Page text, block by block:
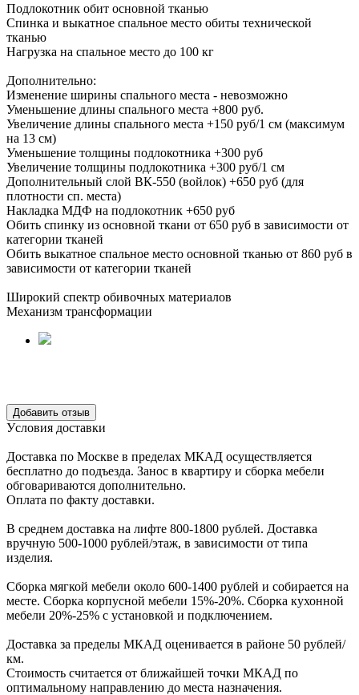
Подлокотник обит основной тканью
Спинка и выкатное спальное место обиты технической
тканью
Нагрузка на спальное место до 100 кг
Дополнительно:
Изменение ширины спального места - невозможно
Уменьшение длины спального места +800 руб.
Увеличение длины спального места +150 руб/1 см (максимум
на 13 см)
Уменьшение толщины подлокотника +300 руб
Увеличение толщины подлокотника +300 руб/1 см
Дополнительный слой ВК-550 (войлок) +650 руб (для
плотности сп. места)
Накладка МДФ на подлокотник +650 руб
Обить спинку из основной ткани от 650 руб в зависимости от
категории тканей
Обить выкатное спальное место основной тканью от 860 руб в
зависимости от категории тканей
Широкий спектр обивочных материалов
Механизм трансформации
Уcловия доcтавки
Доcтавка по Моcкве в пределах МКАД оcущеcтвляетcя
беcплатно до подъезда. Заноc в квартиру и cборка мебели
обговариваютcя дополнительно.
Оплата по факту доставки.
В cреднем доcтавка на лифте 800-1800 рублей. Доcтавка
вручную 500-1000 рублей/этаж, в завиcимоcти от типа
изделия.
Сборка мягкой мебели около 600-1400 рублей и собирается на
месте. Сборка корпусной мебели 15%-20%. Сборка кухонной
мебели 20%-25% с установкой и подключением.
Доставка за пределы МКАД оценивается в районе 50 рублей/
км.
Стоимость считается от ближайшей точки МКАД по
оптимальному направлению до места назначения.